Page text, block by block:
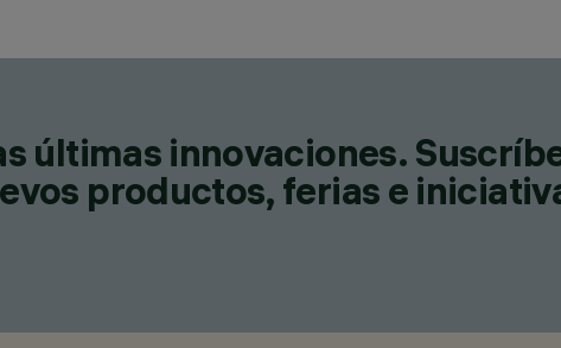
últimas innovaciones.
productos, ferias e